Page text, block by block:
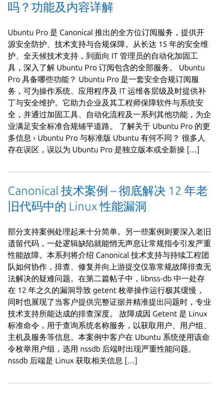
吗？功能及内容详解
Ubuntu Pro 是 Canonical 推出的全方位订阅服务，提供开
源安全防护、技术支持与合规保障。从长达 15 年的安全维
护、全天候技术支持，到面向 IT 管理员的自动化加固工
具，深入了解 Ubuntu Pro 订阅包含的全部服务。 Ubuntu
Pro 具备哪些功能？ Ubuntu Pro 是一套安全合规订阅服
务，可为操作系统、应用程序及 IT 运维各层级及时提供补
丁与安全维护。它助力企业及其工程师保障软件与系统安
全，并通过加固工具、自动化流程及一系列其他功能，为企
业满足安全标准合规铺平道路。 了解关于 Ubuntu Pro 的更
多信息 › Ubuntu Pro 与标准版 Ubuntu 有何不同？ 很多人
存在误区，误以为 Ubuntu Pro 是独立版本或全新操 […]
Canonical 技术案例 – 彻底解决 12 年老
旧代码中的 Linux 性能漏洞
部分支持案例处理起来十分简单。另一些案例则要深入老旧
遗留代码，一处逻辑缺陷就能悄无声息让常规指令引发严重
性能故障。本系列将介绍 Canonical 技术支持与持续工程团
队如何协作，排查、修复并向上游提交仅靠常规故障排查无
法解决的疑难问题。在第二篇帖子中，libnss-db 中一处存
在 12 年之久的漏洞导致 getent 枚举操作运行极其缓慢，
同时也展现了当客户提供完整证据并精准提出问题时，专业
技术支持所能达成的排查深度。 故障成因 Getent 是 Linux
标准命令，用于查询系统名称服务，以获取用户、用户组、
主机及服务等信息。本案例中客户在 Ubuntu 系统使用该命
令枚举用户组，选用 nssdb 后端时出现严重性能问题。
nssdb 后端是 Linux 获取相关信息 […]